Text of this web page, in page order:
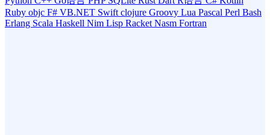
Ruby objc F# VB.NET Swift clojure Groovy Lua Pascal Perl Bash
Erlang Scala Haskell Nim Lisp Racket Nasm Fortran